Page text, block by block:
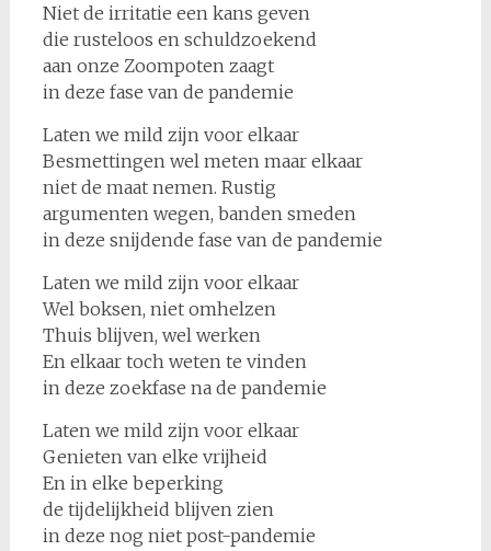
Niet de irritatie een kans geven
die rusteloos en schuldzoekend
aan onze Zoompoten zaagt
in deze fase van de pandemie
Laten we mild zijn voor elkaar
Besmettingen wel meten maar elkaar
niet de maat nemen. Rustig
argumenten wegen, banden smeden
in deze snijdende fase van de pandemie
Laten we mild zijn voor elkaar
Wel boksen, niet omhelzen
Thuis blijven, wel werken
En elkaar toch weten te vinden
in deze zoekfase na de pandemie
Laten we mild zijn voor elkaar
Genieten van elke vrijheid
En in elke beperking
de tijdelijkheid blijven zien
in deze nog niet post-pandemie